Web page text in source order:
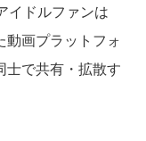
イドルファンは
動画プラットフォ
士で共有・拡散す